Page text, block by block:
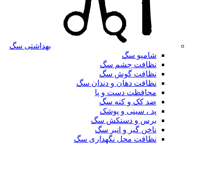
بهداشتی سگ
شامپو سگ
نظافت چشم سگ
نظافت گوش سگ
نظافت دهان و دندان سگ
محافظت دست و پا
ضد کک و کنه سگ
پد ، سینی و پوشک
برس و دستکش سگ
ناخن گیر و انبر سگ
نظافت محل نگهداری سگ